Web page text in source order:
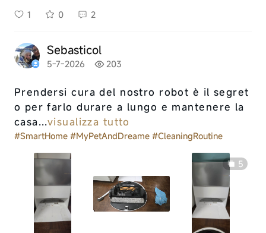
1 0 2
Sebasticol
5-7-2026 203
Prendersi cura del nostro robot è il segret
o per farlo durare a lungo e mantenere la
casa...visualizza tutto
#SmartHome #MyPetAndDreame #CleaningRoutine
5